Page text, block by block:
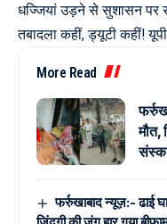
धज्जियां उड़ने से सुशासन पर
तबादला कहीं, ड्यूटी कहीं! यूपी
More Read
मौत,
फर्रुखाबाद न्यूज़:- ढाई